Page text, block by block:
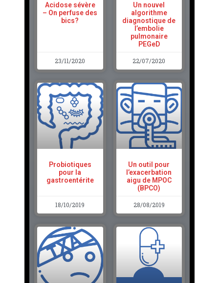
Acidose sévère
– On perfuse des
bics?
23/11/2020
Un nouvel
algorithme
diagnostique de
l’embolie
pulmonaire
PEGeD
22/07/2020
Probiotiques
pour la
gastroentérite
18/10/2019
Un outil pour
l’exacerbation
aigu de MPOC
(BPCO)
28/08/2019